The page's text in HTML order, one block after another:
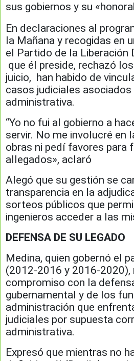
sus gobiernos y su
En declaraciones al
la Mañana y recogidas en
el Partido de la Liberación
que él preside, rechazó
juicio, han habido de
casos judiciales
administrativa.
“Yo no fui al gobierno a
servir. No me involucré en
obras ni pedí favores para
allegados», aclaró
Alegó que su gestión se
transparencia en la
sorteos públicos que
ingenieros acceder a las
DEFENSA DE SU LEGADO
Medina, quien gobernó el
(2012-2016 y 2016-2020),
compromiso con la
gubernamental y de los
administración que
judiciales por supuesta
administrativa.
Expresó que mientras no